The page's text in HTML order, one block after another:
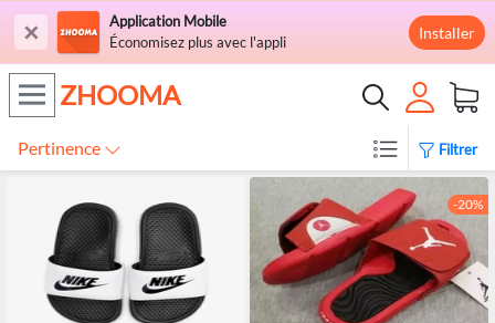
×
Application Mobile
Économisez plus avec l'appli
Installer
ZHOOMA
Pertinence Filtrer
-20%